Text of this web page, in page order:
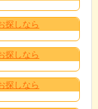
探しなら
探しなら
探しなら